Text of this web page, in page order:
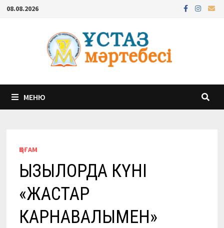
Перейти
содержимому
08.08.2026
МЕНЮ
ҚОҒАМ
ҚЫЗЫЛОРДА КҮНІ
«ЖАСТАР
КАРНАВАЛЫМЕН»